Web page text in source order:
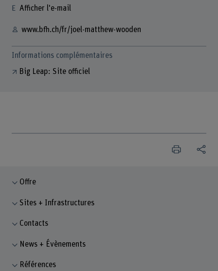
Afficher l'e-mail
www.bfh.ch/fr/joel-matthew-wooden
Informations complémentaires
Big Leap: Site officiel
Offre
Sites + Infrastructures
Contacts
News + Évènements
Références